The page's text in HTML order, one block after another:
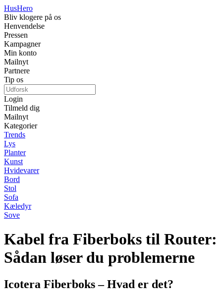
HusHero
Bliv klogere på os
Henvendelse
Pressen
Kampagner
Min konto
Mailnyt
Partnere
Tip os
Login
Tilmeld dig
Mailnyt
Kategorier
Trends
Lys
Planter
Kunst
Hvidevarer
Bord
Stol
Sofa
Kæledyr
Sove
Kabel fra Fiberboks til Router:
Sådan løser du problemerne
Icotera Fiberboks – Hvad er det?